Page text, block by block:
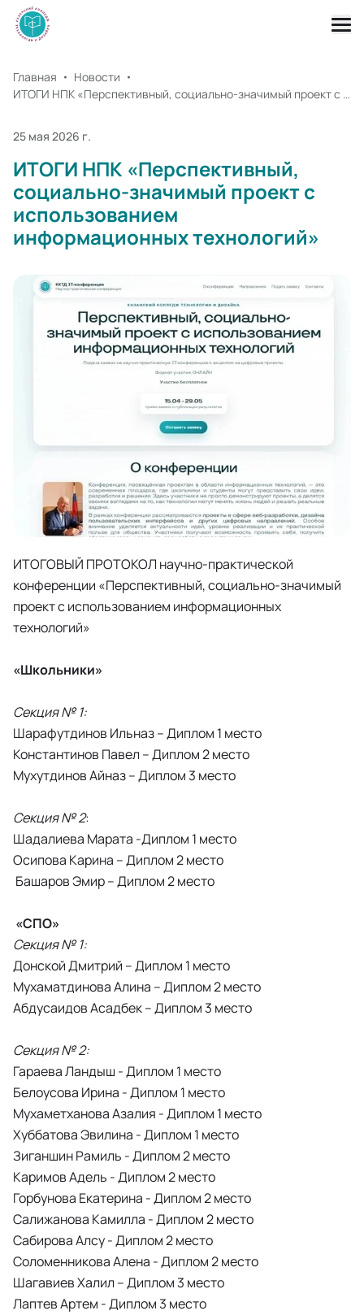
Главная
Новости
ИТОГИ НПК «Перспективный, социально-значимый проект с использованием информационных технологий»
25 мая 2026 г.
ИТОГИ НПК «Перспективный,
социально-значимый проект с
использованием
информационных технологий»
ИТОГОВЫЙ ПРОТОКОЛ научно-практической
конференции «Перспективный, социально-значимый
проект с использованием информационных
технологий»
«Школьники»
Секция № 1:
Шарафутдинов Ильназ – Диплом 1 место
Константинов Павел – Диплом 2 место
Мухутдинов Айназ – Диплом 3 место
Секция № 2:
Шадалиева Марата -Диплом 1 место
Осипова Карина – Диплом 2 место
Башаров Эмир – Диплом 2 место
«СПО»
Секция № 1:
Донской Дмитрий – Диплом 1 место
Мухаматдинова Алина – Диплом 2 место
Абдусаидов Асадбек – Диплом 3 место
Секция № 2:
Гараева Ландыш - Диплом 1 место
Белоусова Ирина - Диплом 1 место
Мухаметханова Азалия - Диплом 1 место
Хуббатова Эвилина - Диплом 1 место
Зиганшин Рамиль - Диплом 2 место
Каримов Адель - Диплом 2 место
Горбунова Екатерина - Диплом 2 место
Салижанова Камилла - Диплом 2 место
Сабирова Алсу - Диплом 2 место
Соломенникова Алена - Диплом 2 место
Шагавиев Халил – Диплом 3 место
Лаптев Артем - Диплом 3 место